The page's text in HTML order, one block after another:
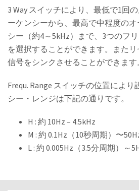
3 Way スイッチにより、最低で1回
ーケンシーから、最高で中程度の
シー（約4～5kHz）まで、3つのフ
を選択することができます。またリ
信号をシンクさせることができます
Frequ. Range スイッチの位置によ
シー・レンジは下記の通りです。
H : 約 10Hz – 4.5kHz
M : 約 0.1Hz（10秒周期）〜
L : 約 0.005Hz（3.5分周期）～